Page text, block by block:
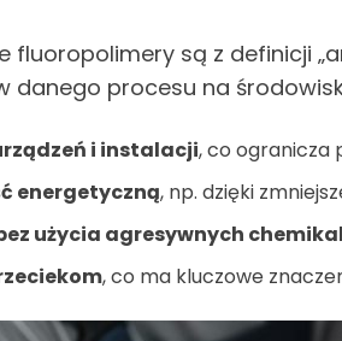
fluoropolimery są z definicji
danego procesu na
i instalacji, co ogranicza
energetyczną, np. dzięki
użycia agresywnych
, co ma kluczowe